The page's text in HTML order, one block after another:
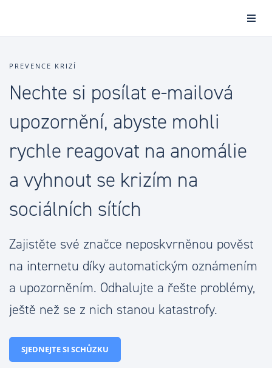
PREVENCE KRIZÍ
Nechte si posílat e-mailová
upozornění, abyste mohli
rychle reagovat na anomálie
a vyhnout se krizím na
sociálních sítích
Zajistěte své značce neposkvrněnou pověst
na internetu díky automatickým oznámením
a upozorněním. Odhalujte a řešte problémy,
ještě než se z nich stanou katastrofy.
SJEDNEJTE SI SCHŮZKU